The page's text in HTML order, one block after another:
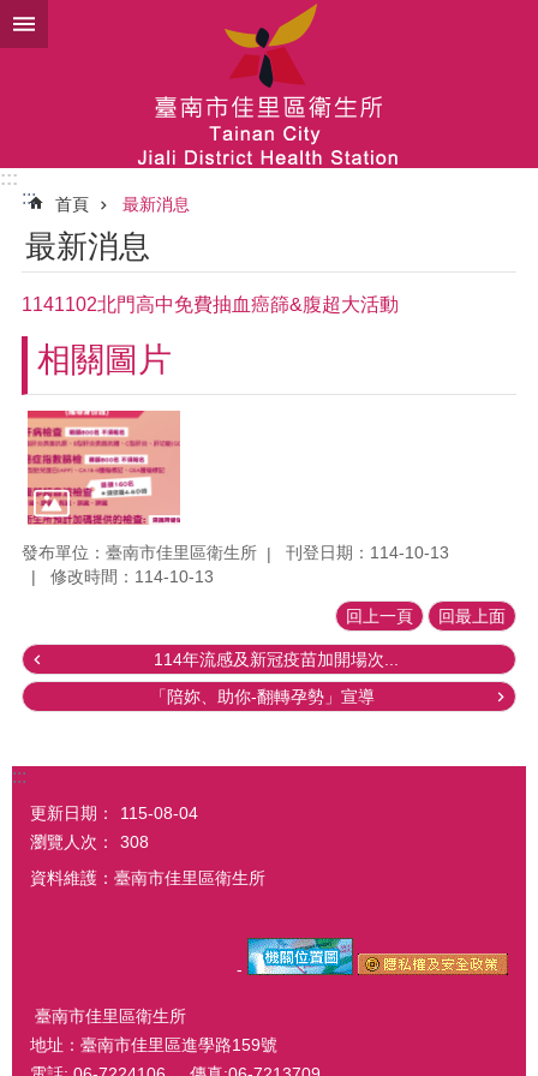
跳到主要內容區塊
:::
:::
首頁 最新消息
最新消息
1141102北門高中免費抽血癌篩&腹超大活動
相關圖片
發布單位：臺南市佳里區衛生所
刊登日期：114-10-13
修改時間：114-10-13
回上一頁 回最上面
114年流感及新冠疫苗加開場次...
「陪妳、助你-翻轉孕勢」宣導
:::
更新日期：
115-08-04
瀏覽人次：
308
資料維護：臺南市佳里區衛生所
-
臺南市佳里區衛生所
地址：臺南市佳里區進學路159號